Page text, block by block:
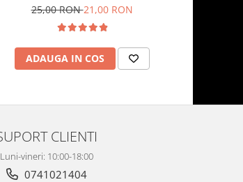
25,00 RON21,00 RON
ADAUGA IN COS
CLIENTI
Luni-vineri: 10:00-18:00
0741021404